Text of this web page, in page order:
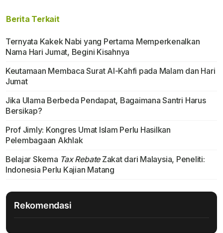
Berita Terkait
Ternyata Kakek Nabi yang Pertama Memperkenalkan
Nama Hari Jumat, Begini Kisahnya
Keutamaan Membaca Surat Al-Kahfi pada Malam dan Hari
Jumat
Jika Ulama Berbeda Pendapat, Bagaimana Santri Harus
Bersikap?
Prof Jimly: Kongres Umat Islam Perlu Hasilkan
Pelembagaan Akhlak
Belajar Skema Tax RebateZakat dari Malaysia, Peneliti:
Indonesia Perlu Kajian Matang
Rekomendasi